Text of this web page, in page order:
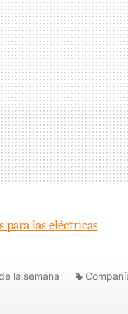
para las eléctricas
la semana